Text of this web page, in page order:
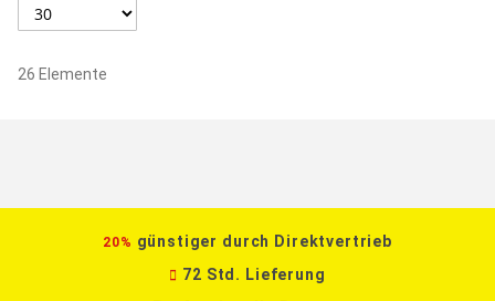
26 Elemente
20% günstiger durch Direktvertrieb
72 Std. Lieferung